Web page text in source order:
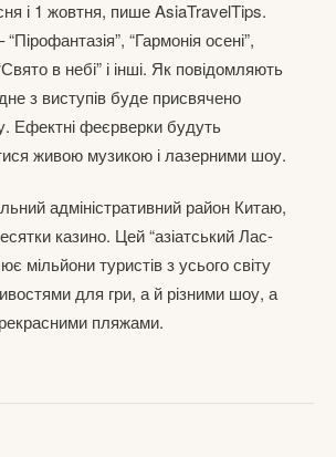
і 1 жовтня, пише AsiaTravelTips.
“Гармонія осені”,
в небі” і інші. Як повідомляють
з виступів буде присвячено
Ефектні феєрверки будуть
живою музикою і лазерними шоу.
адміністративний район Китаю,
казино. Цей “азіатський Лас-
мільйони туристів з усього світу
для гри, а й різними шоу, а
пляжами.